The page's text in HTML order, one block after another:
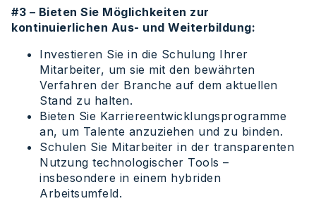
#3 – Bieten Sie Möglichkeiten zur
kontinuierlichen Aus- und Weiterbildung:
Investieren Sie in die Schulung Ihrer
Mitarbeiter, um sie mit den bewährten
Verfahren der Branche auf dem aktuellen
Stand zu halten.
Bieten Sie Karriereentwicklungsprogramme
an, um Talente anzuziehen und zu binden.
Schulen Sie Mitarbeiter in der transparenten
Nutzung technologischer Tools –
insbesondere in einem hybriden
Arbeitsumfeld.